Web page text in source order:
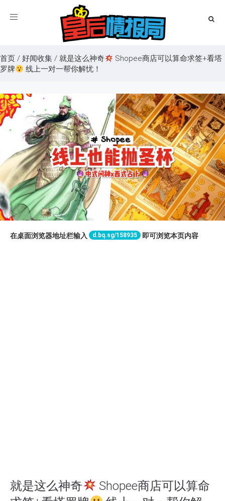
Toggle
首页 / 好闻收集 / 就是这么神奇
Shopee商店可以算命求签+看塔
罗牌
线上一对一帮你解忧！
在桌面浏览器地址栏输入 d.bq.sg/158935 即可浏览本页内容
就是这么神奇
Shopee商店可以算命